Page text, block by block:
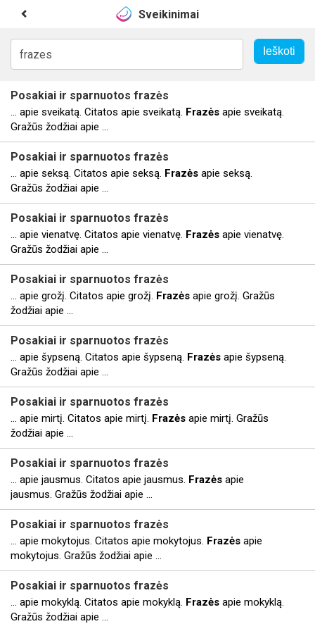
Sveikinimai
Posakiai ir sparnuotos frazės
... apie sveikatą. Citatos apie sveikatą. Frazės apie sveikatą.
Gražūs žodžiai apie ...
Posakiai ir sparnuotos frazės
... apie seksą. Citatos apie seksą. Frazės apie seksą.
Gražūs žodžiai apie ...
Posakiai ir sparnuotos frazės
... apie vienatvę. Citatos apie vienatvę. Frazės apie vienatvę.
Gražūs žodžiai apie ...
Posakiai ir sparnuotos frazės
... apie grožį. Citatos apie grožį. Frazės apie grožį. Gražūs
žodžiai apie ...
Posakiai ir sparnuotos frazės
... apie šypseną. Citatos apie šypseną. Frazės apie šypseną.
Gražūs žodžiai apie ...
Posakiai ir sparnuotos frazės
... apie mirtį. Citatos apie mirtį. Frazės apie mirtį. Gražūs
žodžiai apie ...
Posakiai ir sparnuotos frazės
... apie jausmus. Citatos apie jausmus. Frazės apie
jausmus. Gražūs žodžiai apie ...
Posakiai ir sparnuotos frazės
... apie mokytojus. Citatos apie mokytojus. Frazės apie
mokytojus. Gražūs žodžiai apie ...
Posakiai ir sparnuotos frazės
... apie mokyklą. Citatos apie mokyklą. Frazės apie mokyklą.
Gražūs žodžiai apie ...